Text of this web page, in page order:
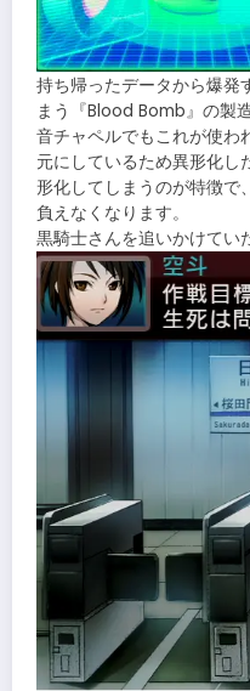
持ち帰ったデータから爆発
まう『Blood Bomb』の製
音チャペルでもこれが使わ
元にしているため異形化し
形化してしまうのが特徴で
負えなくなります。
黒騎士さんを追いかけてい